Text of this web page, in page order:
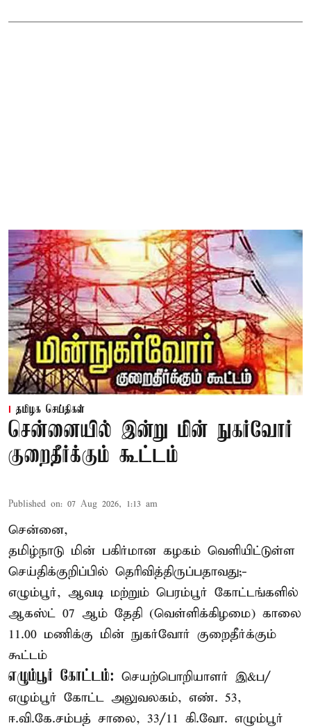
தமிழக செய்திகள்
சென்னையில் இன்று மின் நுகர்வோர்
குறைதீர்க்கும் கூட்டம்
Published on: 07 Aug 2026, 1:13 am
சென்னை,
தமிழ்நாடு மின் பகிர்மான கழகம் வெளியிட்டுள்ள
செய்திக்குறிப்பில் தெரிவித்திருப்பதாவது;-
எழும்பூர், ஆவடி மற்றும் பெரம்பூர் கோட்டங்களில்
ஆகஸ்ட் 07 ஆம் தேதி (வெள்ளிக்கிழமை) காலை
11.00 மணிக்கு மின் நுகர்வோர் குறைதீர்க்கும்
கூட்டம்
எழும்பூர் கோட்டம்: செயற்பொறியாளர் இ&ப/
எழும்பூர் கோட்ட அலுவலகம், எண். 53,
ஈ.வி.கே.சம்பத் சாலை, 33/11 கி.வோ. எழும்பூர்